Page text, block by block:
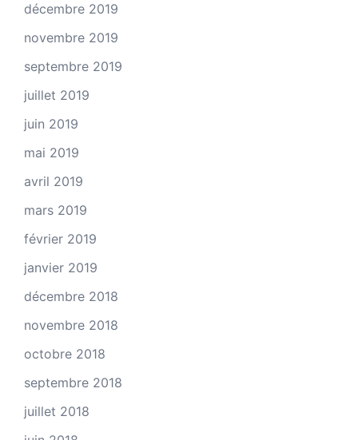
décembre 2019
novembre 2019
septembre 2019
juillet 2019
juin 2019
mai 2019
avril 2019
mars 2019
février 2019
janvier 2019
décembre 2018
novembre 2018
octobre 2018
septembre 2018
juillet 2018